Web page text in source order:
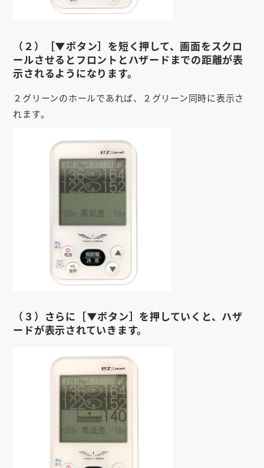
お問い合わせ
ゴルフ場の方へ
公式オンラインショップ
（２）［▼ボタン］を短く押して、画面をスクロ
ールさせるとフロントとハザードまでの距離が表
示されるようになります。
２グリーンのホールであれば、２グリーン同時に表示さ
れます。
（３）さらに［▼ボタン］を押していくと、ハザ
ードが表示されていきます。